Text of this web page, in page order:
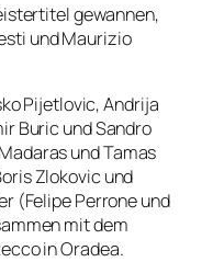
gewannen,
und Maurizio
Pijetlovic, Andrija
Buric und Sandro
und Tamas
Zlokovic und
(Felipe Perrone und
mit dem
in Oradea.